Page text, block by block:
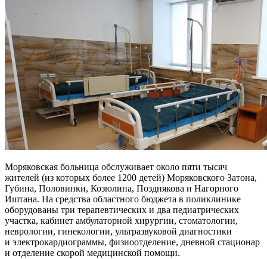
Моряковская больница обслуживает около пяти тысяч
жителей (из которых более 1200 детей) Моряковского Затона,
Губина, Половинки, Козюлина, Позднякова и Нагорного
Иштана. На средства областного бюджета в поликлинике
оборудованы три терапевтических и два педиатрических
участка, кабинет амбулаторной хирургии, стоматологии,
неврологии, гинекологии, ультразвуковой диагностики
и электрокардиограммы, физиоотделение, дневной стационар
и отделение скорой медицинской помощи.